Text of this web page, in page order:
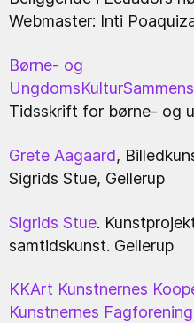
Webmaster: Inti
Børne- og
Tidsskrift for børne- og
Grete Aagaard,
Sigrids Stue, Gellerup
Sigrids Stue.
samtidskunst. Gellerup
KKArt Kunstnernes
Kunstnernes Fagforening